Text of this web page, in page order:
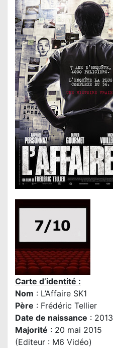
Carte d’identité :
Nom : L’Affaire SK1
Père : Frédéric Tellier
Date de naissance : 2013
Majorité : 20 mai 2015
(Editeur : M6 Vidéo)